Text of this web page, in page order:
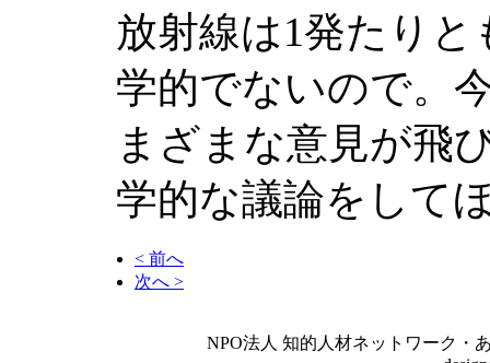
放射線は1発たり
学的でないので。
まざまな意見が飛
学的な議論をして
< 前へ
次へ >
NPO法人 知的人材ネットワーク・